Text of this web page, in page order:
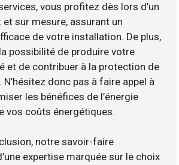
vous profitez dès lors d’un
sur mesure, assurant un
de votre installation. De plus,
possibilité de produire votre
et de contribuer à la protection de
N’hésitez donc pas à faire appel à
les bénéfices de l’énergie
vos coûts énergétiques.
notre savoir-faire
expertise marquée sur le choix